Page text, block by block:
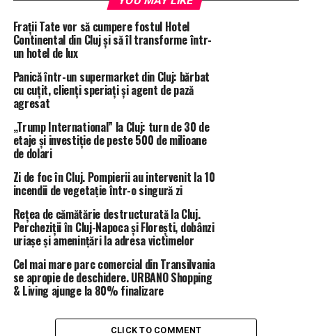
Frații Tate vor să cumpere fostul Hotel
Continental din Cluj și să îl transforme într-
un hotel de lux
Panicǎ într-un supermarket din Cluj: bărbat
cu cuțit, clienți speriați și agent de pază
agresat
„Trump International” la Cluj: turn de 30 de
etaje și investiție de peste 500 de milioane
de dolari
Zi de foc în Cluj. Pompierii au intervenit la 10
incendii de vegetație într-o singură zi
Rețea de cămătărie destructurată la Cluj.
Percheziții în Cluj-Napoca și Florești, dobânzi
uriașe și amenințări la adresa victimelor
Cel mai mare parc comercial din Transilvania
se apropie de deschidere. URBANO Shopping
& Living ajunge la 80% finalizare
CLICK TO COMMENT